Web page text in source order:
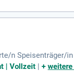
n Speisenträger/
unserer
| Vollzeit |+